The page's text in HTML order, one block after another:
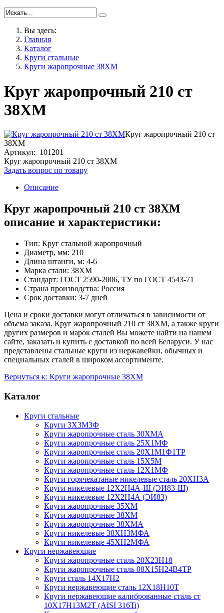
Вы здесь:
Главная
Каталог
Круги стальные
Круги жаропрочные 38ХМ
Круг жаропрочный 210 ст
38ХМ
Круг жаропрочный 210 ст
38ХМ
Артикул: 101201
Круг жаропрочный 210 ст 38ХМ
Задать вопрос по товару
Описание
Круг жаропрочный 210 ст 38ХМ
описание и характеристики:
Тип: Круг стальной жаропрочный
Диаметр, мм: 210
Длина штанги, м: 4-6
Марка стали: 38ХМ
Стандарт: ГОСТ 2590-2006, ТУ по ГОСТ 4543-71
Страна производства: Россия
Срок доставки: 3-7 дней
Цена и сроки доставки могут отличаться в зависимости от
объема заказа. Круг жаропрочный 210 ст 38ХМ, а также круги
других размеров и марок сталей Вы можете найти на нашем
сайте, заказать и купить с доставкой по всей Беларуси. У нас
представлены стальные круги из нержавейки, обычных и
специальных сталей в широком ассортименте.
Вернуться к: Круги жаропрочные 38ХМ
Каталог
Круги стальные
Круги 3Х3М3Ф
Круги жаропрочные сталь 30ХМА
Круги жаропрочные сталь 25Х1МФ
Круги жаропрочные сталь 20Х1М1Ф1ТР
Круги жаропрочные сталь 15Х5М
Круги жаропрочные сталь 12Х1МФ
Круги горячекатаные никелевые сталь 20ХН3А
Круги никелевые 12Х2Н4А-Ш (ЭИ83-Ш)
Круги никелевые 12Х2Н4А (ЭИ83)
Круги жаропрочные 35ХМ
Круги жаропрочные 38ХМ
Круги жаропрочные 38ХМА
Круги никелевые 38XH3MФА
Круги никелевые 45ХН2МФА
Круги нержавеющие
Круги жаропрочные сталь 20Х23Н18
Круги жаропрочные сталь 08Х15Н24В4ТР
Круги сталь 14Х17Н2
Круги нержавеющие сталь 12Х18Н10Т
Круги нержавеющие калиброванные сталь ст
10Х17Н13М2Т (AISI 316Ti)